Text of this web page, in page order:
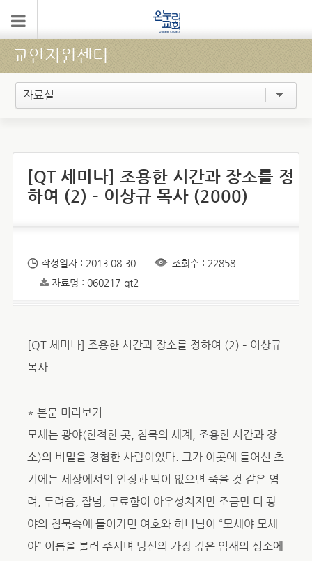
교인지원센터
자료실
[QT 세미나] 조용한 시간과 장소를 정
하여 (2) – 이상규 목사 (2000)
작성일자 : 2013.08.30.
조회수 : 22858
자료명 : 060217-qt2
[QT 세미나] 조용한 시간과 장소를 정하여 (2) – 이상규
목사
* 본문 미리보기
모세는 광야(한적한 곳, 침묵의 세계, 조용한 시간과 장
소)의 비밀을 경험한 사람이었다. 그가 이곳에 들어선 초
기에는 세상에서의 인정과 떡이 없으면 죽을 것 같은 염
려, 두려움, 잡념, 무료함이 아우성치지만 조금만 더 광
야의 침묵속에 들어가면 여호와 하나님이 “모세야 모세
야” 이름을 불러 주시며 당신의 가장 깊은 임재의 성소에